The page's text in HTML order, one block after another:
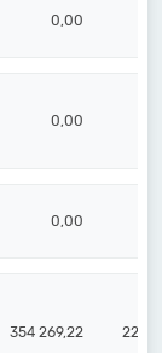
0,00
0,00
0,00
354 269,22 221